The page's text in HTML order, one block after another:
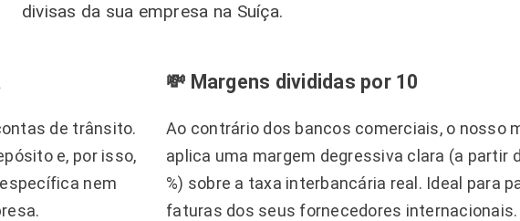
divisas da sua empresa na Suíça.
de trânsito.
e, por isso,
nem
💸 Margens divididas por 10
Ao contrário dos bancos comerciais, o nosso
aplica uma margem degressiva clara (a partir
%) sobre a taxa interbancária real. Ideal para
faturas dos seus fornecedores internacionais.